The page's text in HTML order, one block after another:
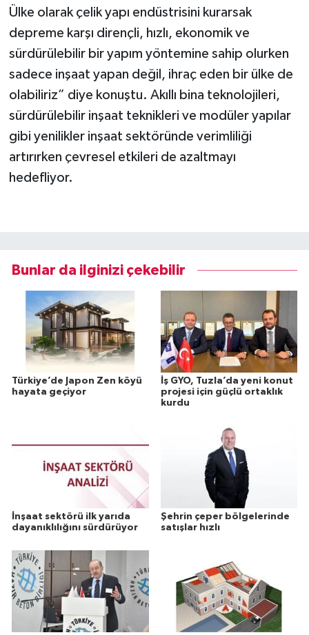
Ülke olarak çelik yapı endüstrisini kurarsak
depreme karşı dirençli, hızlı, ekonomik ve
sürdürülebilir bir yapım yöntemine sahip olurken
sadece inşaat yapan değil, ihraç eden bir ülke de
olabiliriz” diye konuştu. Akıllı bina teknolojileri,
sürdürülebilir inşaat teknikleri ve modüler yapılar
gibi yenilikler inşaat sektöründe verimliliği
artırırken çevresel etkileri de azaltmayı
hedefliyor.
Bunlar da ilginizi çekebilir
Türkiye’de Japon Zen köyü
hayata geçiyor
İş GYO, Tuzla’da yeni konut
projesi için güçlü ortaklık
kurdu
İnşaat sektörü ilk yarıda
dayanıklılığını sürdürüyor
Şehrin çeper bölgelerinde
satışlar hızlı